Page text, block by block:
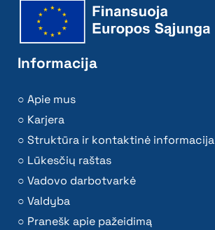
Informacija
Apie mus
Karjera
Struktūra ir kontaktinė informacija
Lūkesčių raštas
Vadovo darbotvarkė
Valdyba
Pranešk apie pažeidimą